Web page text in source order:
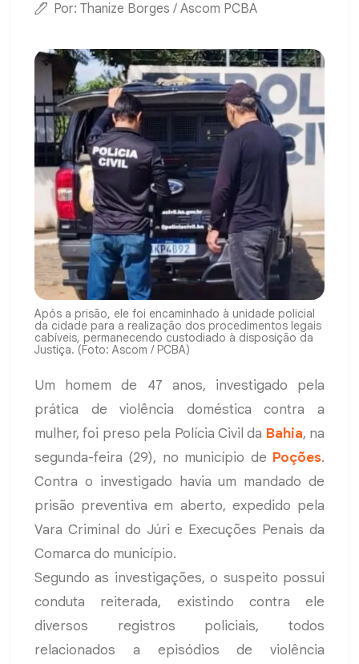
Por: Thanize Borges / Ascom PCBA
Após a prisão, ele foi encaminhado à unidade policial
da cidade para a realização dos procedimentos legais
cabíveis, permanecendo custodiado à disposição da
Justiça. (Foto: Ascom / PCBA)
Um homem de 47 anos, investigado pela
prática de violência doméstica contra a
mulher, foi preso pela Polícia Civil da Bahia, na
segunda-feira (29), no município de Poções.
Contra o investigado havia um mandado de
prisão preventiva em aberto, expedido pela
Vara Criminal do Júri e Execuções Penais da
Comarca do município.
Segundo as investigações, o suspeito possui
conduta reiterada, existindo contra ele
diversos registros policiais, todos
relacionados a episódios de violência